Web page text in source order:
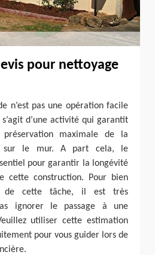
pour nettoyage
n’est pas une opération facile
d’une activité qui garantit
préservation maximale de la
sur le mur. A part cela, le
pour garantir la longévité
cette construction. Pour bien
de cette tâche, il est très
ignorer le passage à une
utiliser cette estimation
pour vous guider lors de